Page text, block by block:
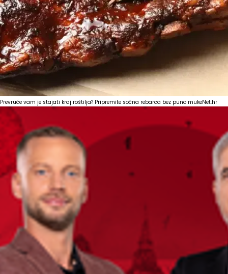
Prevruće vam je stajati kraj roštilja? Pripremite sočna rebarca bez puno mukeNet.hr